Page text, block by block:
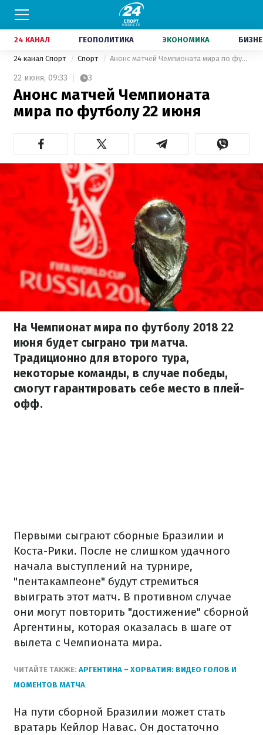
24 КАНАЛ ГЕОПОЛИТИКА ЭКОНОМИКА
24 канал Спорт Спорт Анонс матчей Чемпионата мира по футболу 22 июня
22 июня, 09:33 3
Анонс матчей Чемпионата
мира по футболу 22 июня
На Чемпионат мира по футболу 2018 22
июня будет сыграно три матча.
Традиционно для второго тура,
некоторые команды, в случае победы,
смогут гарантировать себе место в плей-
офф.
Первыми сыграют сборные Бразилии и
Коста-Рики. После не слишком удачного
начала выступлений на турнире,
"пентакампеоне" будут стремиться
выиграть этот матч. В противном случае
они могут повторить "достижение" сборной
Аргентины, которая оказалась в шаге от
вылета с Чемпионата мира.
ЧИТАЙТЕ ТАКЖЕ: АРГЕНТИНА – ХОРВАТИЯ: ВИДЕО ГОЛОВ И
МОМЕНТОВ МАТЧА
На пути сборной Бразилии может стать
вратарь Кейлор Навас. Он достаточно